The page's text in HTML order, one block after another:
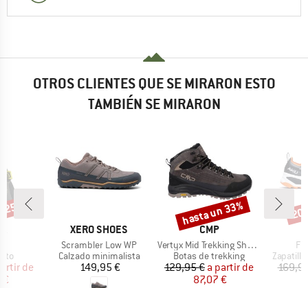
OTROS CLIENTES QUE SE MIRARON ESTO
TAMBIÉN SE MIRARON
reducido
de
€
MARCA
XERO SHOES
Artículo
Scrambler Low WP
Product group
Calzado minimalista
Precio
149,95 €
MARCA
CMP
Artículo
Vertyx Mid Trekking Shoes WP
Product group
Botas de trekking
Precio
129,95 € Precio reducido
a partir de
87,07 €
Descuento
hasta un 33%
Product